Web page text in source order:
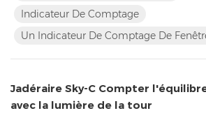
Écran LCD Indicateur de pesage
Indicateur De Comptage
Un Indicateur De Comptage De
Jadéraire Sky-C Compter
avec la lumière de la tour